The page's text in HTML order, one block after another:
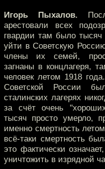
Игорь Пыхалов.
арестовали всех
гвардии там было
уйти в Советскую
члены их семей,
загнаны в концлагеря,
человек летом 1918
Советской России
сталинских лагерях
за счёт очень
тысяч просто умерло,
именно смертность
всё-таки смертность
это фактически
уничтожить в изрядной